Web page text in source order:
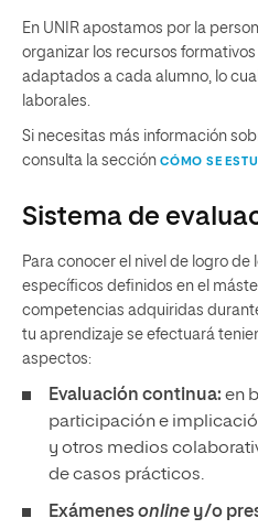
En UNIR apostamos por la
organizar los recursos
adaptados a cada alumno, lo
laborales.
Si necesitas más información
consulta la sección CÓMO SE
Sistema de
Para conocer el nivel de logro de
específicos definidos en el
competencias adquiridas
tu aprendizaje se efectuará
aspectos:
Evaluación continua: en
participación e
y otros medios
de casos prácticos.
Exámenesonline y/o